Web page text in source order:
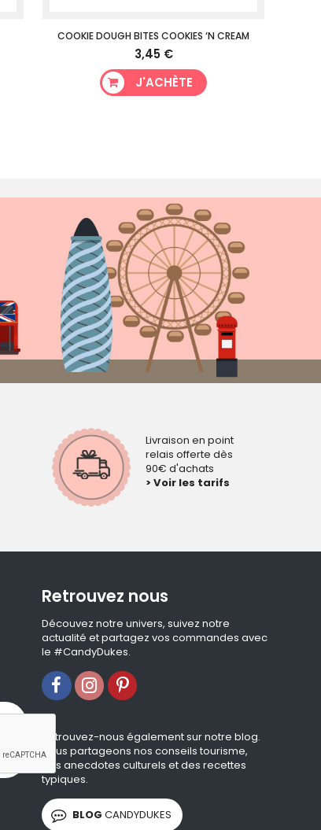
COOKIE DOUGH BITES COOKIES ‘N CREAM
3,45 €
J'ACHÈTE
Livraison en point
relais offerte dès
90€ d'achats
> Voir les tarifs
Retrouvez nous
Découvez notre univers, suivez notre
actualité et partagez vos commandes avec
le #CandyDukes.
Retrouvez-nous également sur notre blog.
Nous partageons nos conseils tourisme,
des anecdotes culturels et des recettes
typiques.
BLOG CANDYDUKES